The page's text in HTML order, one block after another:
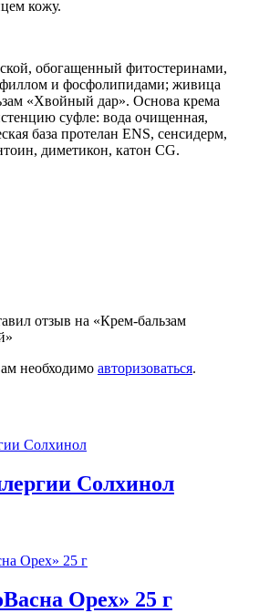
кожу.
обогащенный фитостеринами,
и фосфолипидами; живица
«Хвойный дар». Основа крема
суфле: вода очищенная,
база протелан ENS, сенсидерм,
диметикон, катон СG.
отзыв на «Крем-бальзам
необходимо авторизоваться.
Солхинол
Орех» 25 г